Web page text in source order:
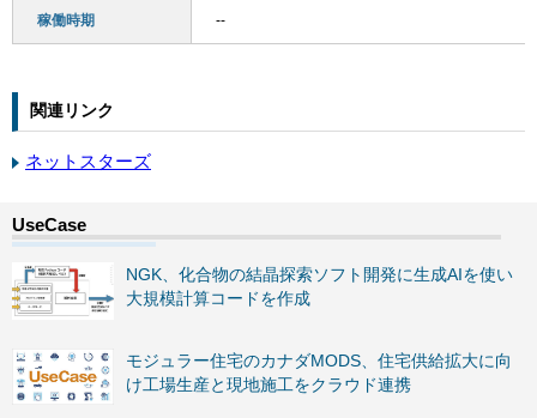
稼働時期 --
関連リンク
ネットスターズ
NGK、化合物の結晶探索ソフト開発に生成AIを使い
大規模計算コードを作成
モジュラー住宅のカナダMODS、住宅供給拡大に向
け工場生産と現地施工をクラウド連携